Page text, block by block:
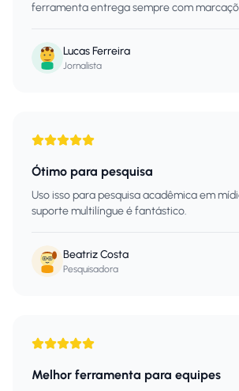
ferramenta entrega sempre com
Lucas Ferreira
Jornalista
Ótimo para pesquisa
Uso isso para pesquisa acadêmica em
suporte multilíngue é fantástico.
Beatriz Costa
Pesquisadora
Melhor ferramenta para equipes